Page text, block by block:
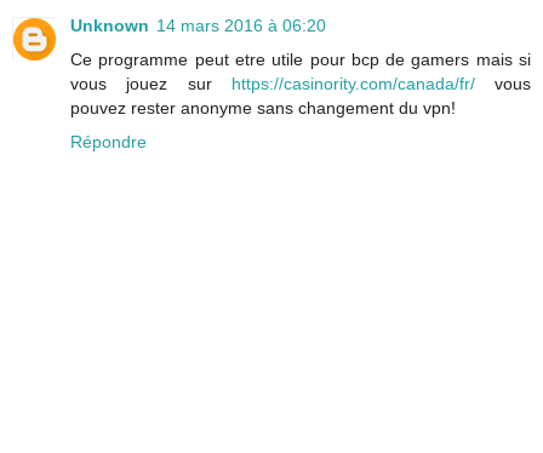
Unknown 14 mars 2016 à 06:20
Ce programme peut etre utile pour bcp de gamers mais si
vous jouez sur https://casinority.com/canada/fr/vous
pouvez rester anonyme sans changement du vpn!
Répondre